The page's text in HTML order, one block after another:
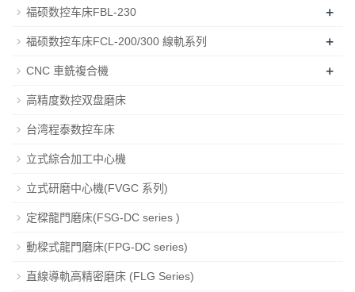
福硕数控车床FBL-230 +
福硕数控车床FCL-200/300 線軌系列 +
CNC 車銑複合機 +
高精度数控双盘磨床
台湾程泰数控车床
立式綜合加工中心機
立式研磨中心機(FVGC 系列)
定樑龍門磨床(FSG-DC series )
動樑式龍門磨床(FPG-DC series)
直線導軌高精密磨床 (FLG Series)